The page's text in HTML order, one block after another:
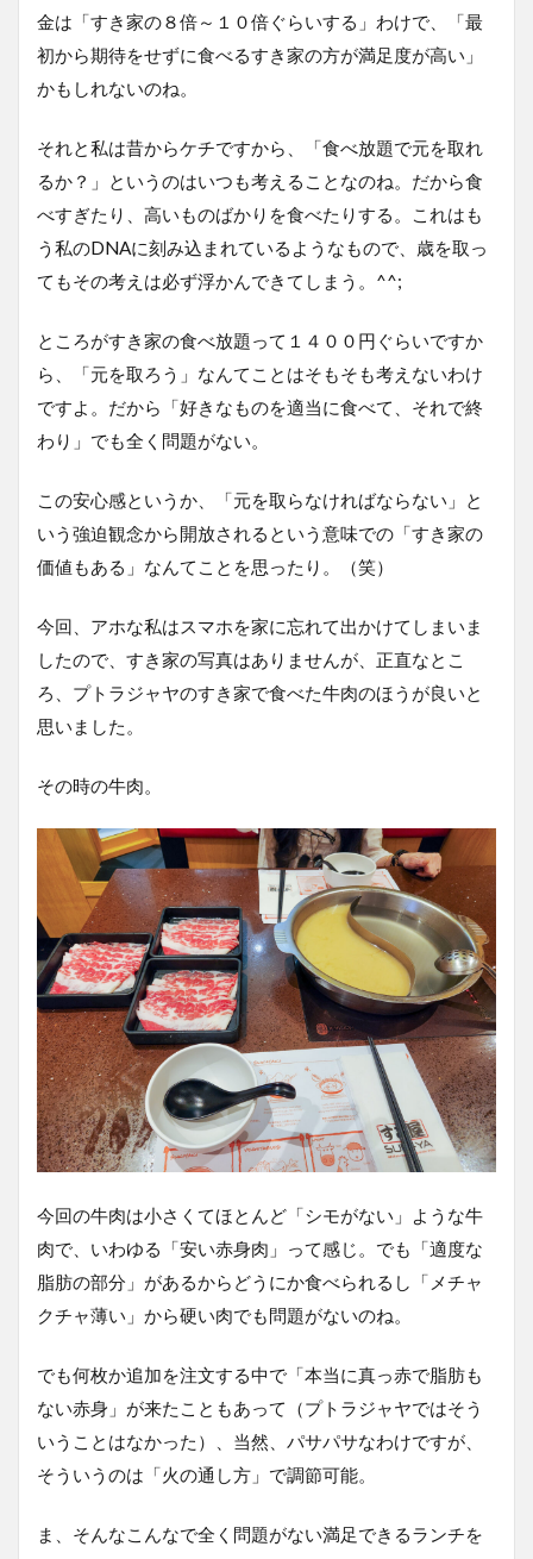
金は「すき家の８倍～１０倍ぐらいする」わけで、「最
初から期待をせずに食べるすき家の方が満足度が高い」
かもしれないのね。
それと私は昔からケチですから、「食べ放題で元を取れ
るか？」というのはいつも考えることなのね。だから食
べすぎたり、高いものばかりを食べたりする。これはも
う私のDNAに刻み込まれているようなもので、歳を取っ
てもその考えは必ず浮かんできてしまう。^^;
ところがすき家の食べ放題って１４００円ぐらいですか
ら、「元を取ろう」なんてことはそもそも考えないわけ
ですよ。だから「好きなものを適当に食べて、それで終
わり」でも全く問題がない。
この安心感というか、「元を取らなければならない」と
いう強迫観念から開放されるという意味での「すき家の
価値もある」なんてことを思ったり。（笑）
今回、アホな私はスマホを家に忘れて出かけてしまいま
したので、すき家の写真はありませんが、正直なとこ
ろ、プトラジャヤのすき家で食べた牛肉のほうが良いと
思いました。
その時の牛肉。
今回の牛肉は小さくてほとんど「シモがない」ような牛
肉で、いわゆる「安い赤身肉」って感じ。でも「適度な
脂肪の部分」があるからどうにか食べられるし「メチャ
クチャ薄い」から硬い肉でも問題がないのね。
でも何枚か追加を注文する中で「本当に真っ赤で脂肪も
ない赤身」が来たこともあって（プトラジャヤではそう
いうことはなかった）、当然、パサパサなわけですが、
そういうのは「火の通し方」で調節可能。
ま、そんなこんなで全く問題がない満足できるランチを